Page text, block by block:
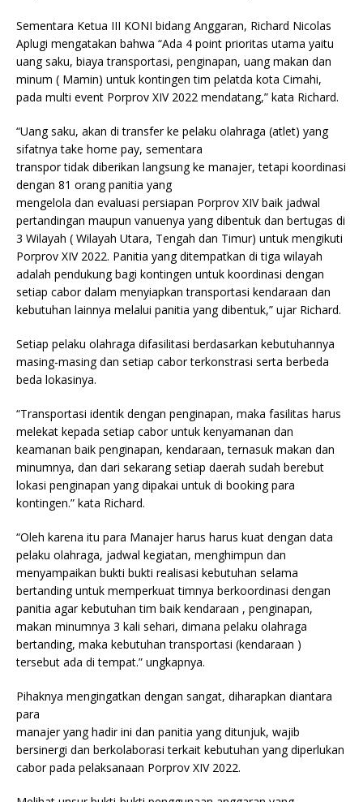
Sementara Ketua III KONI bidang Anggaran, Richard Nicolas
Aplugi mengatakan bahwa “Ada 4 point prioritas utama yaitu
uang saku, biaya transportasi, penginapan, uang makan dan
minum ( Mamin) untuk kontingen tim pelatda kota Cimahi,
pada multi event Porprov XIV 2022 mendatang,” kata Richard.
“Uang saku, akan di transfer ke pelaku olahraga (atlet) yang
sifatnya take home pay, sementara
transpor tidak diberikan langsung ke manajer, tetapi koordinasi
dengan 81 orang panitia yang
mengelola dan evaluasi persiapan Porprov XIV baik jadwal
pertandingan maupun vanuenya yang dibentuk dan bertugas di
3 Wilayah ( Wilayah Utara, Tengah dan Timur) untuk mengikuti
Porprov XIV 2022. Panitia yang ditempatkan di tiga wilayah
adalah pendukung bagi kontingen untuk koordinasi dengan
setiap cabor dalam menyiapkan transportasi kendaraan dan
kebutuhan lainnya melalui panitia yang dibentuk,” ujar Richard.
Setiap pelaku olahraga difasilitasi berdasarkan kebutuhannya
masing-masing dan setiap cabor terkonstrasi serta berbeda
beda lokasinya.
“Transportasi identik dengan penginapan, maka fasilitas harus
melekat kepada setiap cabor untuk kenyamanan dan
keamanan baik penginapan, kendaraan, ternasuk makan dan
minumnya, dan dari sekarang setiap daerah sudah berebut
lokasi penginapan yang dipakai untuk di booking para
kontingen.” kata Richard.
“Oleh karena itu para Manajer harus harus kuat dengan data
pelaku olahraga, jadwal kegiatan, menghimpun dan
menyampaikan bukti bukti realisasi kebutuhan selama
bertanding untuk memperkuat timnya berkoordinasi dengan
panitia agar kebutuhan tim baik kendaraan , penginapan,
makan minumnya 3 kali sehari, dimana pelaku olahraga
bertanding, maka kebutuhan transportasi (kendaraan )
tersebut ada di tempat.” ungkapnya.
Pihaknya mengingatkan dengan sangat, diharapkan diantara
para
manajer yang hadir ini dan panitia yang ditunjuk, wajib
bersinergi dan berkolaborasi terkait kebutuhan yang diperlukan
cabor pada pelaksanaan Porprov XIV 2022.